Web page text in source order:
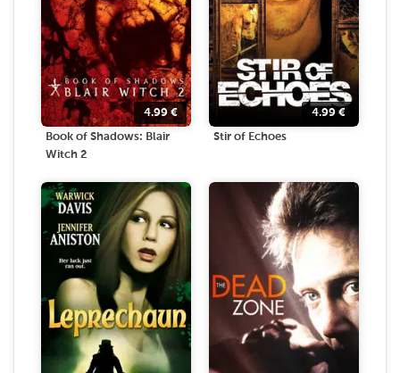
4.99 €
Book of Shadows: Blair
Witch 2
4.99 €
Stir of Echoes